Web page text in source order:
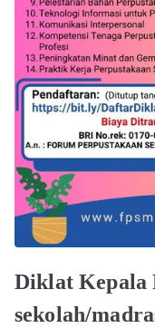
Diklat Kepala
sekolah/